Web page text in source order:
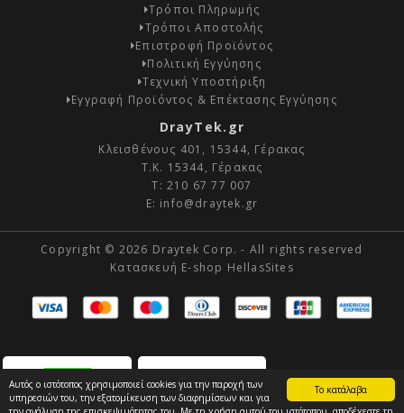
Το κατάλαβα
Αυτός ο ιστότοπος χρησιμοποιεί cookies για την παροχή των
υπηρεσιών του, την εξατομίκευση των διαφημίσεων και για
Τρόποι Πληρωμής
Τρόποι Αποστολής
Επιστροφή Προϊόντος
Πολιτική Εγγύησης
Τεχνική Υποστήριξη
Εγγραφή Προϊόντος & Επέκτασης Εγγύησης
DrayTek.gr
Κλεισθένους 401, 15344, Γέρακας
Τ.Κ. 15344, Γέρακας
Τ: 210 67 77 007
E: info@draytek.gr
Copyright © 2026 Draytek Corp. - All rights reserved
Κατασκευή E-shop HellasSites